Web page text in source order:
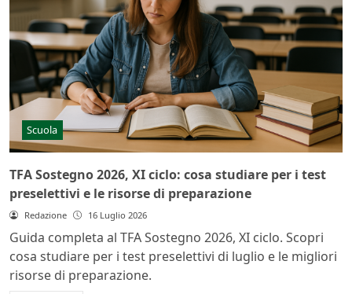
Scuola
TFA Sostegno 2026, XI ciclo: cosa studiare per i test
preselettivi e le risorse di preparazione
Redazione 16 Luglio 2026
Guida completa al TFA Sostegno 2026, XI ciclo. Scopri
cosa studiare per i test preselettivi di luglio e le migliori
risorse di preparazione.